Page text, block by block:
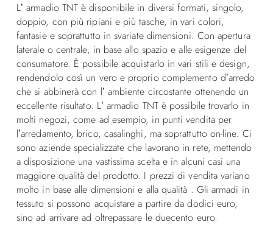
L’ armadio TNT è disponibile in diversi formati, singolo,
doppio, con più ripiani e più tasche, in vari colori,
fantasie e soprattutto in svariate dimensioni. Con apertura
laterale o centrale, in base allo spazio e alle esigenze del
consumatore. È possibile acquistarlo in vari stili e design,
rendendolo così un vero e proprio complemento d’arredo
che si abbinerà con l’ ambiente circostante ottenendo un
eccellente risultato. L’ armadio TNT è possibile trovarlo in
molti negozi, come ad esempio, in punti vendita per
l’arredamento, brico, casalinghi, ma soprattutto on-line. Ci
sono aziende specializzate che lavorano in rete, mettendo
a disposizione una vastissima scelta e in alcuni casi una
maggiore qualità del prodotto. I prezzi di vendita variano
molto in base alle dimensioni e alla qualità . Gli armadi in
tessuto si possono acquistare a partire da dodici euro,
sino ad arrivare ad oltrepassare le duecento euro.